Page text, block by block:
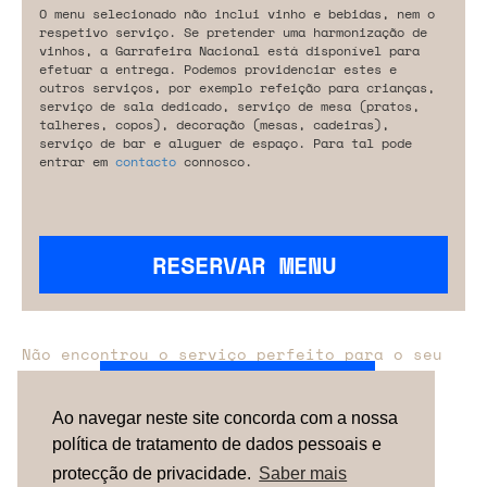
Ao navegar neste site concorda com a nossa
política de tratamento de dados pessoais e
protecção de privacidade. Saber mais
O menu selecionado não inclui vinho e bebidas, nem o
respetivo serviço. Se pretender uma harmonização de
vinhos, a Garrafeira Nacional está disponível para
efetuar a entrega. Podemos providenciar estes e
outros serviços, por exemplo refeição para crianças,
serviço de sala dedicado, serviço de mesa (pratos,
talheres, copos), decoração (mesas, cadeiras),
serviço de bar e aluguer de espaço. Para tal pode
entrar em contacto connosco.
RESERVAR MENU
Não encontrou o serviço perfeito para o seu
evento?
Entre em contacto connosco.
TERMOS & CONDIÇÕES SOBRE NÓS
COMO
FUNCIONA
CONTACTOS NEWSLETTER